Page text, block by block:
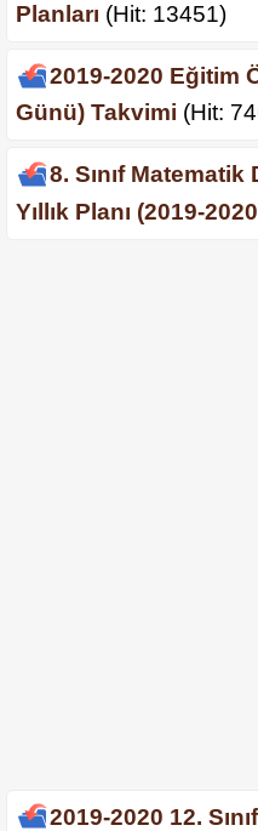
Planları (Hit: 13451)
2019-2020 Eğitim
Günü) Takvimi (Hit:
8. Sınıf
Yıllık Planı (2019-
2019-2020 12.